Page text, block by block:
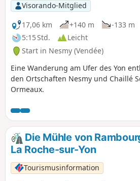
Visorando-Mitglied
17,06 km
+140 m
-133 m
5:15 Std.
Leicht
Start in Nesmy (Vendée)
Eine Wanderung am Ufer des Yon
den Ortschaften Nesmy und Chaillé
Ormeaux.
Die Mühle von
La Roche-sur-Yon
Tourismusinformation